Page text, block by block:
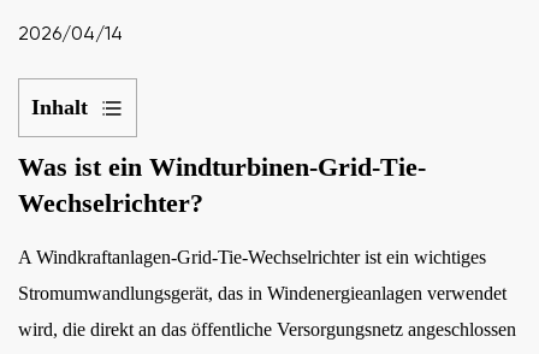
2026/04/14
Inhalt
1
Was
ist
Windturbinen-
Grid-
Tie-
Was ist ein Windturbinen-Grid-Tie-
Wechselrichter?
A Windkraftanlagen-Grid-Tie-Wechselrichterist ein wichtiges
Stromumwandlungsgerät, das in Windenergieanlagen verwendet
wird, die direkt an das öffentliche Versorgungsnetz angeschlossen